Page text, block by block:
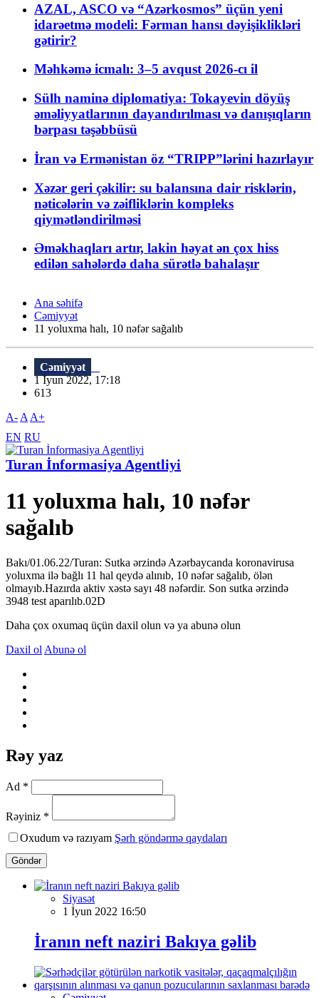
AZAL, ASCO və “Azərkosmos” üçün yeni
idarəetmə modeli: Fərman hansı dəyişiklikləri
gətirir?
Məhkəmə icmalı: 3–5 avqust 2026-cı il
Sülh naminə diplomatiya: Tokayevin döyüş
əməliyyatlarının dayandırılması və danışıqların
bərpası təşəbbüsü
İran və Ermənistan öz “TRIPP”lərini hazırlayır
Xəzər geri çəkilir: su balansına dair risklərin,
nəticələrin və zəifliklərin kompleks
qiymətləndirilməsi
Əməkhaqları artır, lakin həyat ən çox hiss
edilən sahələrdə daha sürətlə bahalaşır
Ana səhifə
Cəmiyyət
11 yoluxma halı, 10 nəfər sağalıb
Cəmiyyət
1 İyun 2022, 17:18
613
A- A A+
EN RU
Turan İnformasiya Agentliyi
11 yoluxma halı, 10 nəfər
sağalıb
Bakı/01.06.22/Turan: Sutka ərzində Azərbaycanda koronavirusa
yoluxma ilə bağlı 11 hal qeydə alınıb, 10 nəfər sağalıb, ölən
olmayıb.Hazırda aktiv xəstə sayı 48 nəfərdir. Son sutka ərzində
3948 test aparılıb.02D
Daha çox oxumaq üçün daxil olun və ya abunə olun
Daxil ol Abunə ol
Rəy yaz
Ad *
Rəyiniz *
Oxudum və razıyam Şərh göndərmə qaydaları
Göndər
Siyasət
1 İyun 2022 16:50
İranın neft naziri Bakıya gəlib